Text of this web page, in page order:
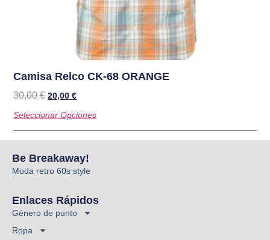
Camisa Relco CK-68 ORANGE
30,00€ 20,00€
Seleccionar Opciones
Be Breakaway!
Moda retro 60s style
Enlaces Rápidos
Género de punto
Ropa